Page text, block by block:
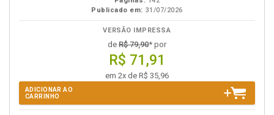
Publicado em: 31/07/2026
VERSÃO IMPRESSA
de R$ 79,90* por
R$ 71,91
em 2x de R$ 35,96
ADICIONAR AO
CARRINHO